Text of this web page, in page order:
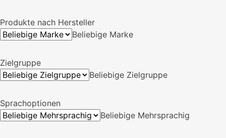
Produkte nach Hersteller
Beliebige Marke
Zielgruppe
Beliebige Zielgruppe
Sprachoptionen
Beliebige Mehrsprachig